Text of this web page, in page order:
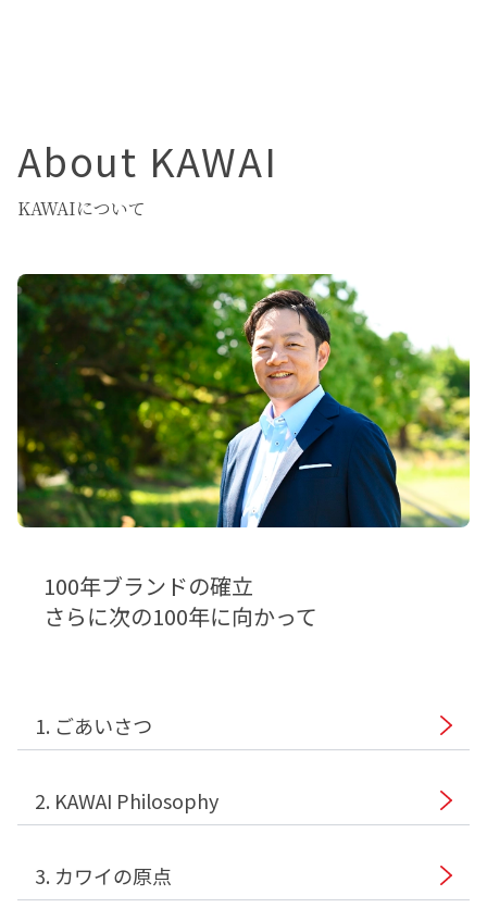
About KAWAI
KAWAIについて
100年ブランドの確立
さらに次の100年に向かって
1. ごあいさつ
2. KAWAI Philosophy
3. カワイの原点